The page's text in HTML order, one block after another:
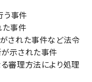
事件
事件
れた事件など法令
示された事件
理方法により処理